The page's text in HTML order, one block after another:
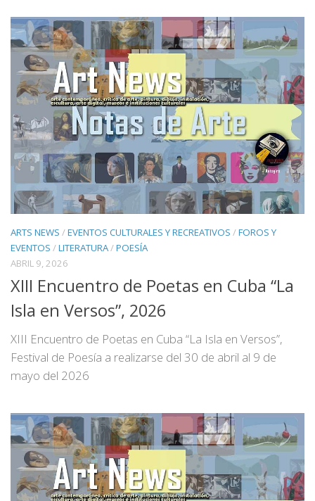
ARTS NEWS /EVENTOS CULTURALES Y RECREATIVOS /FOROS Y
EVENTOS /LITERATURA/POESÍA
ABRIL 9, 2026
XIII Encuentro de Poetas en Cuba “La
Isla en Versos”, 2026
XIII Encuentro de Poetas en Cuba “La Isla en Versos”,
Festival de Poesía a realizarse del 30 de abril al 9 de
mayo del 2026